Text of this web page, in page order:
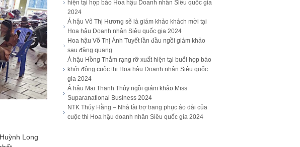
Long
hiện tại họp báo Hoa hậu Doanh nhân Siêu quốc gia
2024
Á hậu Võ Thị Hương sẽ là giám khảo khách mời tại
Hoa hậu Doanh nhân Siêu quốc gia 2024
Hoa hậu Võ Thị Ánh Tuyết lần đầu ngồi giám khảo
sau đăng quang
Á hậu Hồng Thắm rạng rỡ xuất hiện tại buổi họp báo
khởi động cuộc thi Hoa hậu Doanh nhân Siêu quốc
gia 2024
Á hậu Mai Thanh Thủy ngồi giám khảo Miss
Suparanational Business 2024
NTK Thúy Hằng – Nhà tài trợ trang phục áo dài của
cuộc thi Hoa hậu doanh nhân Siêu quốc gia 2024